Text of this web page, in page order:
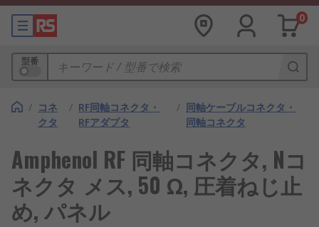
0
型番
/ コネ
クタ
/ RF同軸コネクタ・
RFアダプタ
/ 同軸ケーブルコネクタ・
同軸コネクタ
Amphenol RF 同軸コネクタ, Nコ
ネクタ メス, 50 Ω, 圧着ねじ止
め, パネル